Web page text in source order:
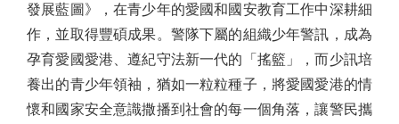
發展藍圖》，在青少年的愛國和國安教育工作中深耕細
作，並取得豐碩成果。警隊下屬的組織少年警訊，成為
孕育愛國愛港、遵紀守法新一代的「搖籃」，而少訊培
養出的青少年領袖，猶如一粒粒種子，將愛國愛港的情
懷和國家安全意識撒播到社會的每一個角落，讓警民攜